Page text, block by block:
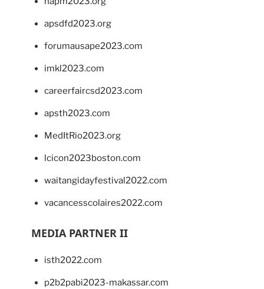
apsdfd2023.org
forumausape2023.com
imkl2023.com
careerfaircsd2023.com
apsth2023.com
MedItRio2023.org
lcicon2023boston.com
waitangidayfestival2022.com
vacancesscolaires2022.com
MEDIA PARTNER II
isth2022.com
p2b2pabi2023-makassar.com